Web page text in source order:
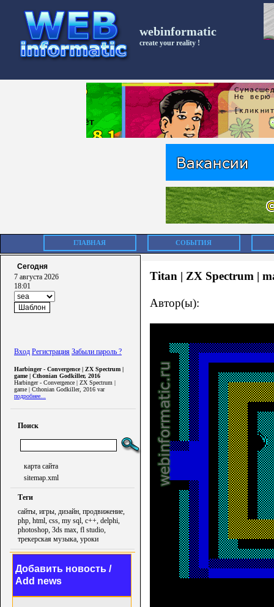
webinformatic
create your reality !
ГЛАВНАЯ СОБЫТИЯ
Сегодня
7 августа 2026
18:01
Вход Регистрация Забыли пароль ?
Harbinger - Convergence | ZX Spectrum |
game | Cthonian Godkiller, 2016
Harbinger - Convergence | ZX Spectrum |
game | Cthonian Godkiller, 2016 var
подробнее...
Поиск
карта сайта
sitemap.xml
Теги
сайты, игры, дизайн, продвижение,
php, html, css, my sql, c++, delphi,
photoshop, 3ds max, fl studio,
трекерская музыка, уроки
Добавить новость /
Add news
Titan | ZX Spectrum |
Автор(ы):